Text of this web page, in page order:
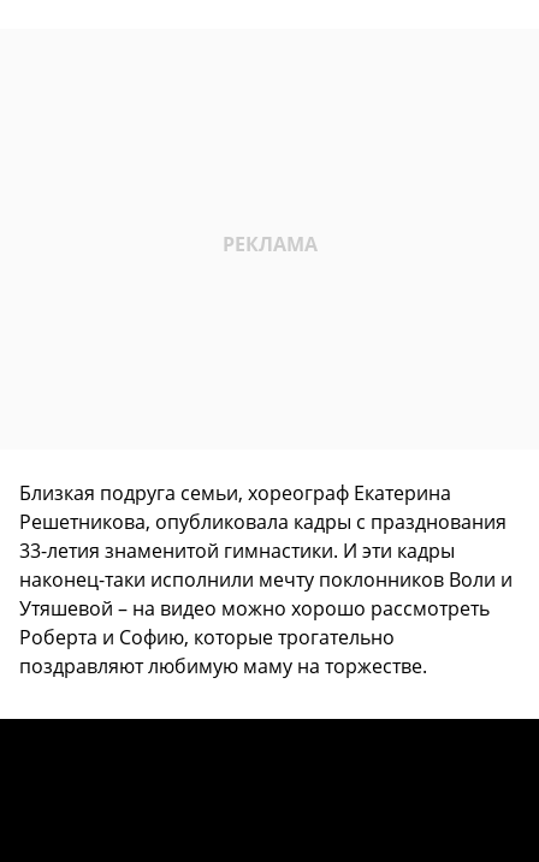
Близкая подруга семьи, хореограф Екатерина
Решетникова, опубликовала кадры с празднования
33-летия знаменитой гимнастики. И эти кадры
наконец-таки исполнили мечту поклонников Воли и
Утяшевой – на видео можно хорошо рассмотреть
Роберта и Софию, которые трогательно
поздравляют любимую маму на торжестве.